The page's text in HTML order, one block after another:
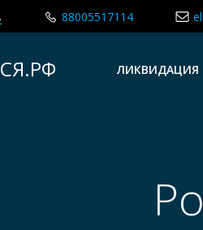
88005517114
ЛИКВИДАЦИЯ